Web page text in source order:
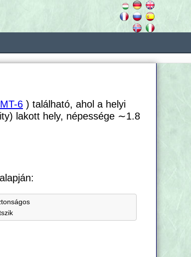
6 ) található, ahol a helyi
lakott hely, népessége ∼1.8